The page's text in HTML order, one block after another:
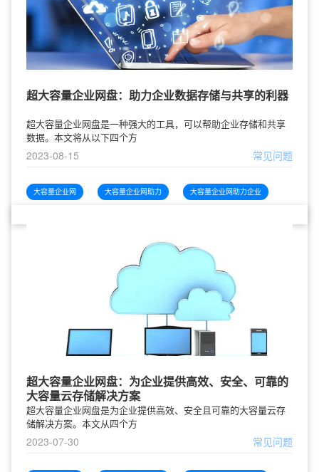
超大容量企业网盘：助力企业数据存储与共享的利器
超大容量企业网盘是一种强大的工具，可以帮助企业存储和共享
数据。本文将从以下四个方
2023-08-15 常见问题
大容量企业网 大容量企业网助力 大容量企业网助力企业
超大容量企业网盘：为企业提供高效、安全、可靠的
大容量云存储解决方案
超大容量企业网盘是为企业提供高效、安全且可靠的大容量云存
储解决方案。本文从四个方
2023-07-30 常见问题